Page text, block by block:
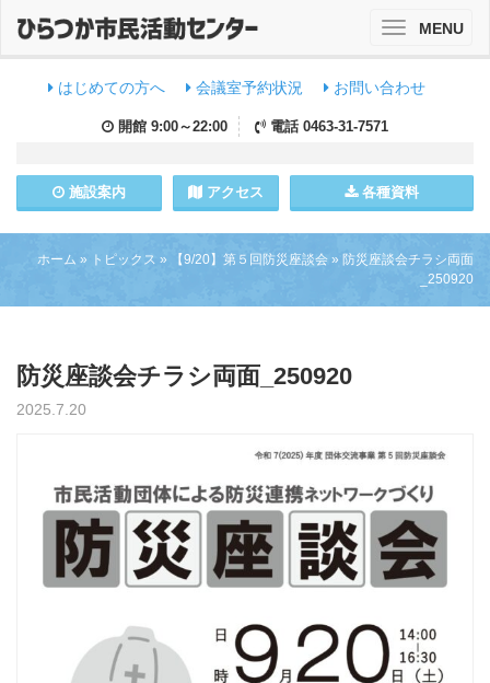
はじめての方へ 会議室予約状況 お問い合わせ
開館 9:00～22:00 電話 0463-31-7571
施設案内 アクセス 各種資料
ToggleMENU
ホーム » トピックス » 【9/20】第５回防災座談会 » 防災座談会チラシ両面
_250920
防災座談会チラシ両面_250920
2025.7.20